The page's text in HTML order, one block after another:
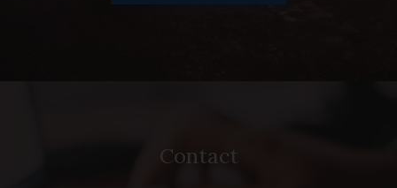
Contact